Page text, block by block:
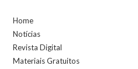
Home
Notícias
Revista Digital
Materiais Gratuitos